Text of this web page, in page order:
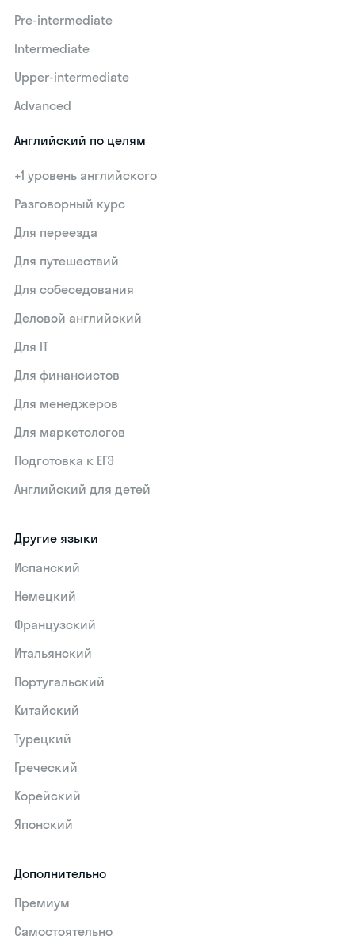
Pre-intermediate
Intermediate
Upper-intermediate
Advanced
Английский по целям
+1 уровень английского
Разговорный курс
Для переезда
Для путешествий
Для собеседования
Деловой английский
Для IT
Для финансистов
Для менеджеров
Для маркетологов
Подготовка к ЕГЭ
Английский для детей
Другие языки
Испанский
Немецкий
Французский
Итальянский
Португальский
Китайский
Турецкий
Греческий
Корейский
Японский
Дополнительно
Премиум
Самостоятельно